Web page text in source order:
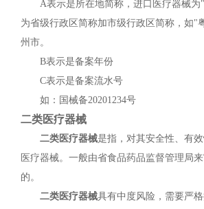
A表示是所在地简称，进口医疗器械
为省级行政区简称加市级行政区简称，如"
州市。
B表示是备案年份
C表示是备案流水号
如：国械备20201234号
二类医疗器械
二类医疗器械是指，对其安全性、有
医疗器械。一般由省食品药品监督管理局
的。
二类医疗器械具有中度风险，需要严